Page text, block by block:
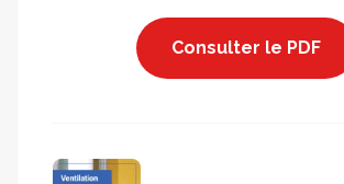
Consulter le PDF